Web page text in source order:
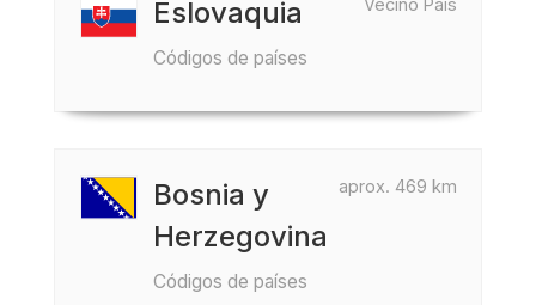
Vecino País
Eslovaquia
Códigos de países
aprox. 469 km
Bosnia y
Herzegovina
Códigos de países